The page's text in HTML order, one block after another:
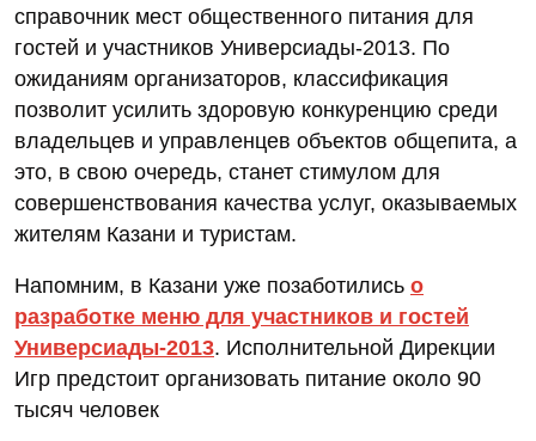
справочник мест общественного питания для
гостей и участников Универсиады-2013. По
ожиданиям организаторов, классификация
позволит усилить здоровую конкуренцию среди
владельцев и управленцев объектов общепита, а
это, в свою очередь, станет стимулом для
совершенствования качества услуг, оказываемых
жителям Казани и туристам.
Напомним, в Казани уже позаботились о
разработке меню для участников и гостей
Универсиады-2013. Исполнительной Дирекции
Игр предстоит организовать питание около 90
тысяч человек